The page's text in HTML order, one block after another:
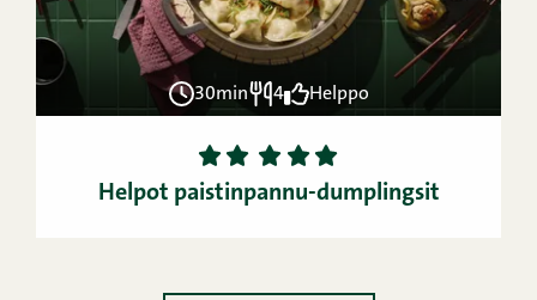
30min 4 Helppo
1 2 3 4
5
Helpot paistinpannu-dumplingsit